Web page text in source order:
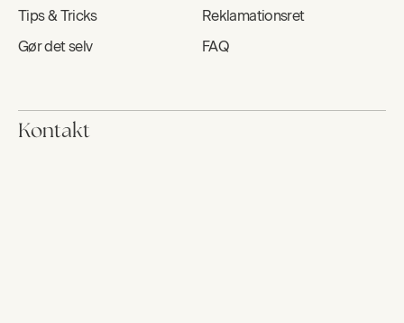
Tips & Tricks
Gør det selv
Reklamationsret
FAQ
Kontakt